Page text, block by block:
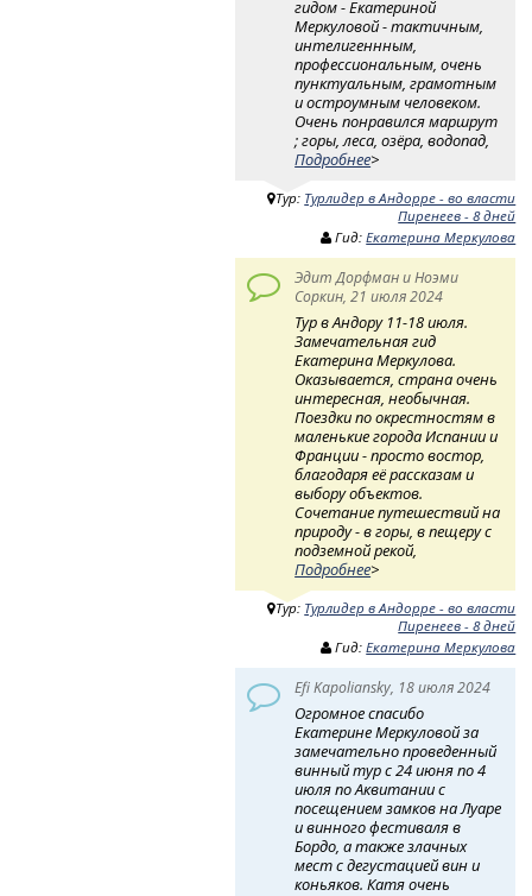
гидом - Екатериной
Меркуловой - тактичным,
интелигеннным,
профессиональным, очень
пунктуальным, грамотным
и остроумным человеком.
Очень понравился маршрут
; горы, леса, озёра, водопад,
Подробнее>
Тур: Турлидер в Андорре - во власти
Пиренеев - 8 дней
Гид:Екатерина Меркулова
Эдит Дорфман и Ноэми
Соркин, 21 июля 2024
Тур в Андору 11-18 июля.
Замечательная гид
Екатерина Меркулова.
Оказывается, страна очень
интересная, необычная.
Поездки по окрестностям в
маленькие города Испании и
Франции - просто востор,
благодаря её рассказам и
выбору объектов.
Сочетание путешествий на
природу - в горы, в пещеру с
подземной рекой,
Подробнее>
Тур: Турлидер в Андорре - во власти
Пиренеев - 8 дней
Гид:Екатерина Меркулова
Efi Kapoliansky, 18 июля 2024
Огромное спасибо
Екатерине Меркуловой за
замечательно проведенный
винный тур с 24 июня по 4
июля по Аквитании с
посещением замков на Луаре
и винного фестиваля в
Бордо, а также злачных
мест с дегустацией вин и
коньяков. Катя очень